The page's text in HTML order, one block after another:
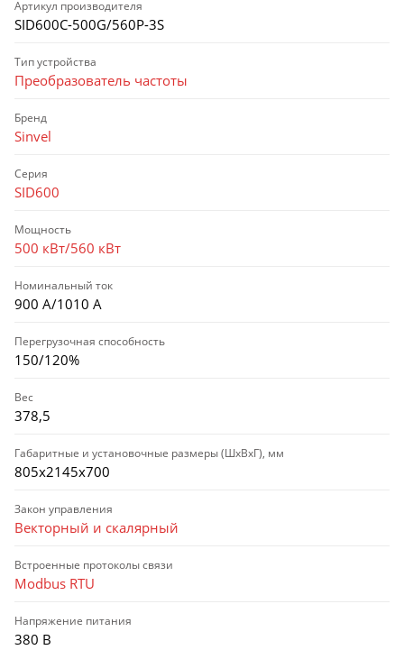
Артикул производителя
SID600C-500G/560P-3S
Тип устройства
Преобразователь частоты
Бренд
Sinvel
Серия
SID600
Мощность
500 кВт/560 кВт
Номинальный ток
900 А/1010 А
Перегрузочная способность
150/120%
Вес
378,5
Габаритные и установочные размеры (ШхВхГ), мм
805х2145х700
Закон управления
Векторный и скалярный
Встроенные протоколы связи
Modbus RTU
Напряжение питания
380 В